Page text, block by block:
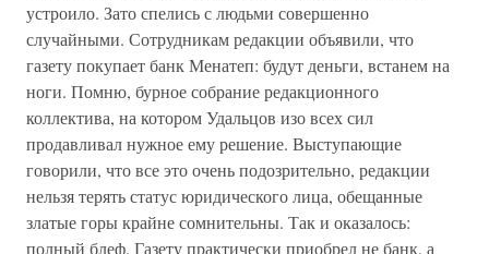
устроило. Зато спелись с людьми совершенно
случайными. Сотрудникам редакции объявили, что
газету покупает банк Менатеп: будут деньги, встанем на
ноги. Помню, бурное собрание редакционного
коллектива, на котором Удальцов изо всех сил
продавливал нужное ему решение. Выступающие
говорили, что все это очень подозрительно, редакции
нельзя терять статус юридического лица, обещанные
златые горы крайне сомнительны. Так и оказалось:
полный блеф. Газету практически приобрел не банк, а